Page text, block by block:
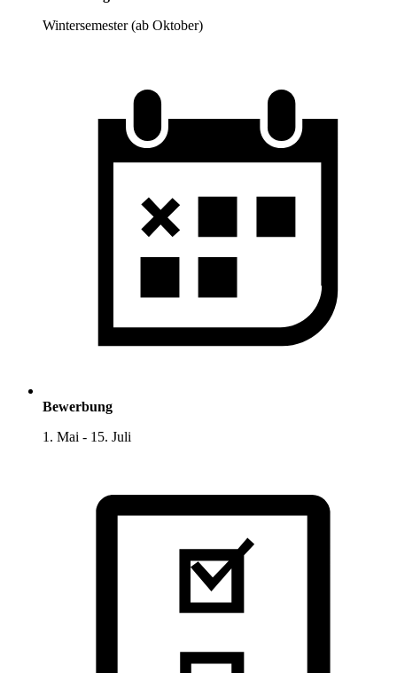
Wintersemester (ab Oktober)
Bewerbung
1. Mai - 15. Juli